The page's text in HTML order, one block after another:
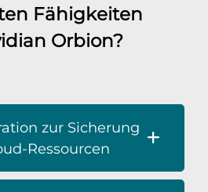
Fähigkeiten
Orbion?
zur Sicherung
Ressourcen